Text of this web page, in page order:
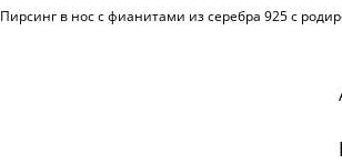
Пирсинг в нос с фианитами из серебра 925 с